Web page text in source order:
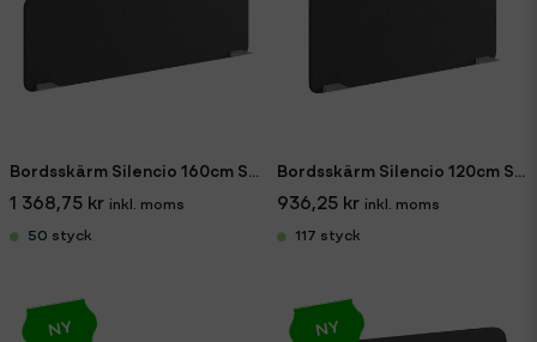
Bordsskärm Silencio 160cm Svart
1 368,75 kr
50 styck
Bordsskärm Silencio 120cm Svart
936,25 kr
117 styck
NY NY